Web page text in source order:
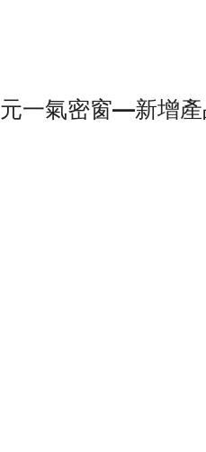
客製化鋁
元一氣密窗—新增產